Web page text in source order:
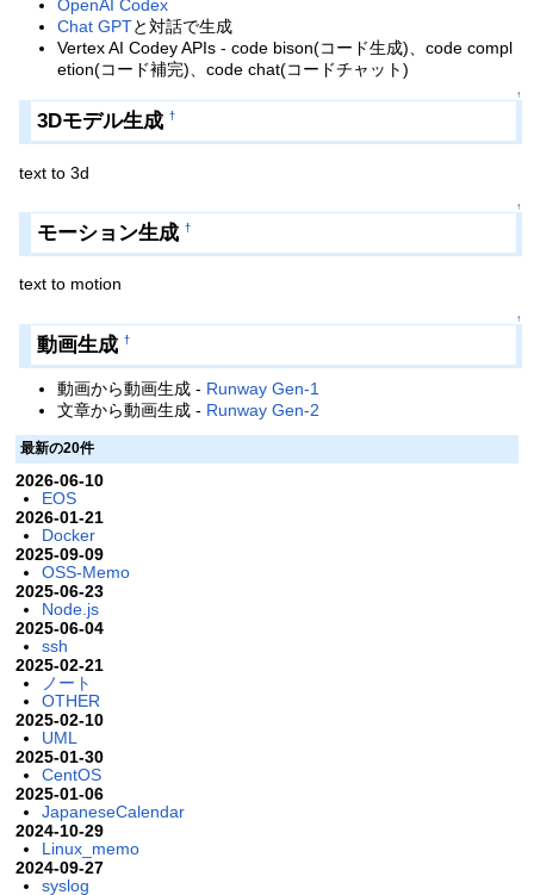
OpenAI Codex
Chat GPTと対話で生成
Vertex AI Codey APIs - code bison(コード生成)、code compl
etion(コード補完)、code chat(コードチャット)
↑
3Dモデル生成 †
text to 3d
↑
モーション生成 †
text to motion
↑
動画生成 †
動画から動画生成 - Runway Gen-1
文章から動画生成 - Runway Gen-2
最新の20件
2026-06-10
EOS
2026-01-21
Docker
2025-09-09
OSS-Memo
2025-06-23
Node.js
2025-06-04
ssh
2025-02-21
ノート
OTHER
2025-02-10
UML
2025-01-30
CentOS
2025-01-06
JapaneseCalendar
2024-10-29
Linux_memo
2024-09-27
syslog